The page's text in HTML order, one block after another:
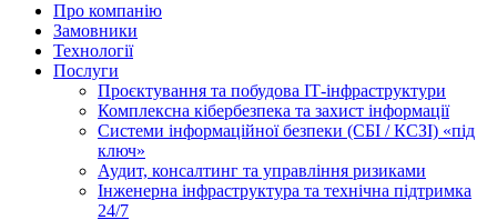
Про компанію
Замовники
Технології
Послуги
Проєктування та побудова ІТ-інфраструктури
Комплексна кібербезпека та захист інформації
Системи інформаційної безпеки (СБІ / КСЗІ) «під
ключ»
Аудит, консалтинг та управління ризиками
Інженерна інфраструктура та технічна підтримка
24/7